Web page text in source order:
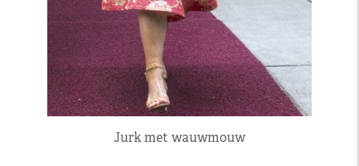
Jurk met wauwmouw